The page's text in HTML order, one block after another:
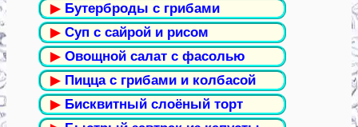
▶ Бутерброды с грибами
▶ Суп с сайрой и рисом
▶ Овощной салат с фасолью
▶ Пицца с грибами и колбасой
▶ Бисквитный слоёный торт